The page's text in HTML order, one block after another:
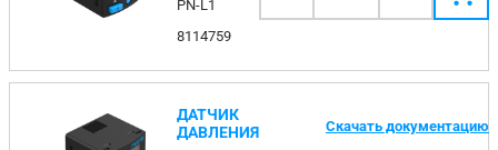
PN-L1
8114759
ДАТЧИК
ДАВЛЕНИЯ
Скачать документацию